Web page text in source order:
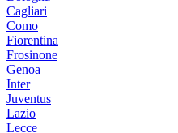
Cagliari
Como
Fiorentina
Frosinone
Genoa
Inter
Juventus
Lazio
Lecce